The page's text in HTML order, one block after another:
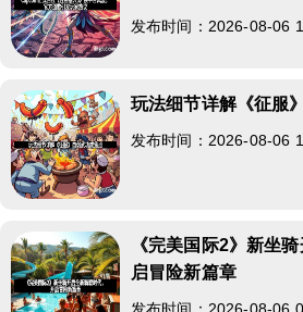
发布时间：2026-08-06
玩法细节详解《征服
发布时间：2026-08-06
《完美国际2》新坐
启冒险新篇章